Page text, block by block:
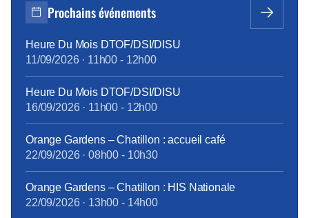
Prochains événements
Heure Du Mois DTOF/DSI/DISU
11/09/2026· 11h00 - 12h00
Heure Du Mois DTOF/DSI/DISU
16/09/2026· 11h00 - 12h00
Orange Gardens – Chatillon : accueil café
22/09/2026· 08h00 - 10h30
Orange Gardens – Chatillon : HIS Nationale
22/09/2026· 13h00 - 14h00